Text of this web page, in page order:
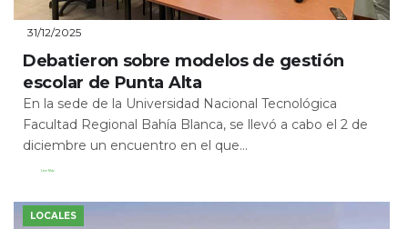
31/12/2025
Debatieron sobre modelos de gestión
escolar de Punta Alta
En la sede de la Universidad Nacional Tecnológica
Facultad Regional Bahía Blanca, se llevó a cabo el 2 de
diciembre un encuentro en el que...
Leer Más
LOCALES